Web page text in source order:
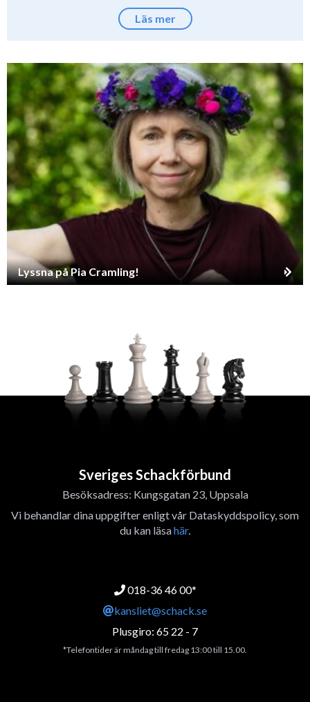
Läs mer
Lyssna på Pia Cramling!
Sveriges Schackförbund
Besöksadress: Kungsgatan 23, Uppsala
Vi behandlar dina uppgifter enligt vår Dataskyddspolicy, som
du kan läsahär.
018-36 46 00*
kansliet@schack.se
Plusgiro: 65 22 - 7
*Telefontider är måndag till fredag 13:00 till 15.00.